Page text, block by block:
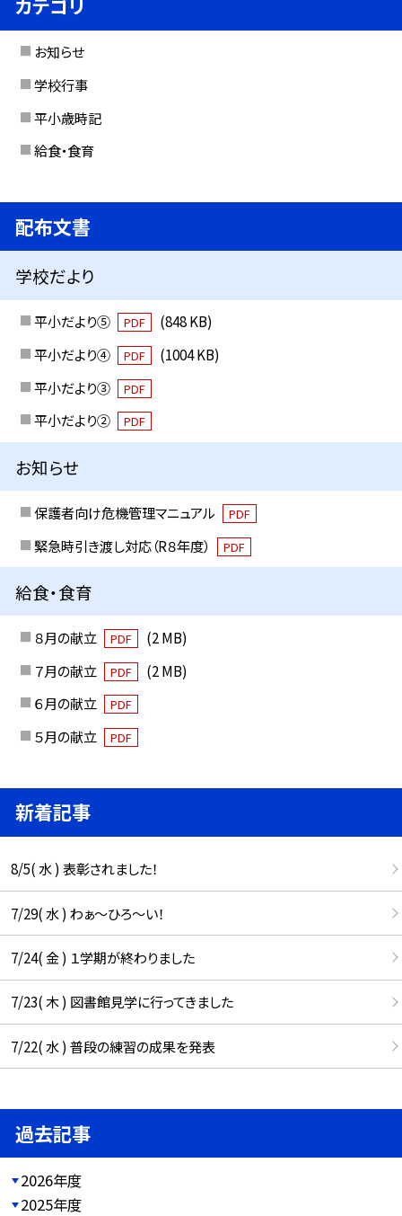
カテゴリ
お知らせ
学校行事
平小歳時記
給食・食育
配布文書
学校だより
平小だより⑤ PDF
(848 KB)
平小だより④
PDF
(1004 KB)
平小だより③
PDF
平小だより② PDF
お知らせ
保護者向け危機管理マニュアル PDF
緊急時引き渡し対応（R８年度） PDF
給食・食育
８月の献立 PDF
(2 MB)
７月の献立
PDF
(2 MB)
６月の献立
PDF
５月の献立 PDF
新着記事
8/5( 水 ) 表彰されました！
7/29( 水 ) わぁ～ひろ～い！
7/24( 金 ) １学期が終わりました
7/23( 木 ) 図書館見学に行ってきました
7/22( 水 ) 普段の練習の成果を発表
過去記事
2026年度
2025年度